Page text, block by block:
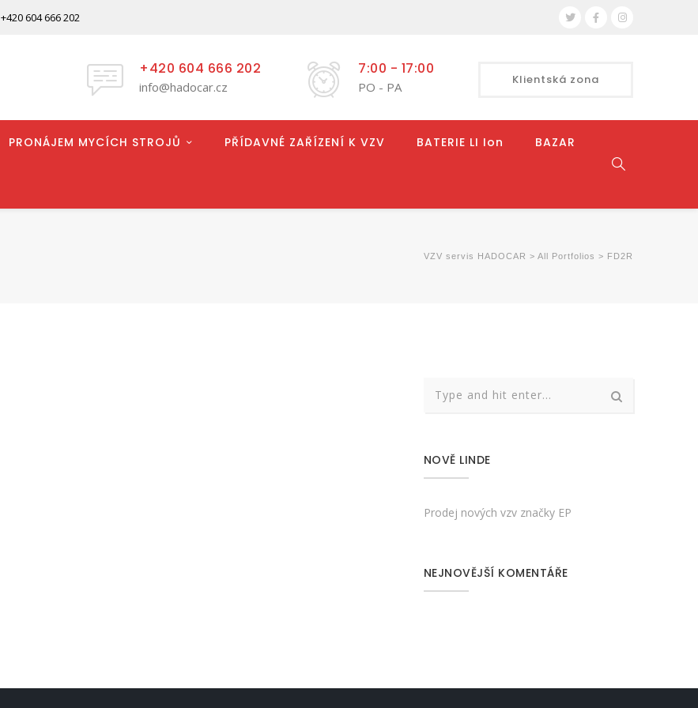
+420 604 666 202
Klientská zona
+420 604 666 202
info@hadocar.cz
7:00 - 17:00
PO - PA
PRONÁJEM MYCÍCH STROJŮ PŘÍDAVNÉ ZAŘÍZENÍ K VZV BATERIE LI Ion BAZAR
VZV servis HADOCAR > All Portfolios > FD2R
NOVĚ LINDE
Prodej nových vzv značky EP
NEJNOVĚJŠÍ KOMENTÁŘE